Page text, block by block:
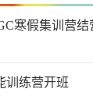
寒假集训营结
训练营开班